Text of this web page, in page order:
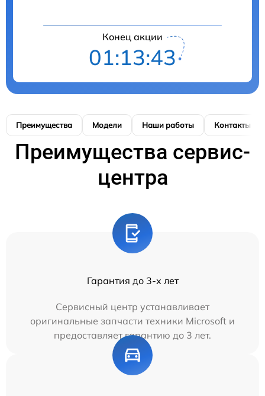
Конец акции
01:13:42
Преимущества Модели Наши работы Контакты
Преимущества сервис-
центра
Гарантия до 3-х лет
Сервисный центр устанавливает
оригинальные запчасти техники Microsoft и
предоставляет гарантию до 3 лет.